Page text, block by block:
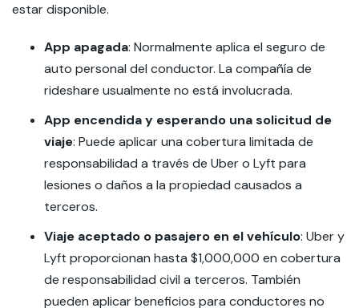
estar disponible.
App apagada: Normalmente aplica el seguro de
auto personal del conductor. La compañía de
rideshare usualmente no está involucrada.
App encendida y esperando una solicitud de
viaje: Puede aplicar una cobertura limitada de
responsabilidad a través de Uber o Lyft para
lesiones o daños a la propiedad causados a
terceros.
Viaje aceptado o pasajero en el vehículo: Uber y
Lyft proporcionan hasta $1,000,000 en cobertura
de responsabilidad civil a terceros. También
pueden aplicar beneficios para conductores no